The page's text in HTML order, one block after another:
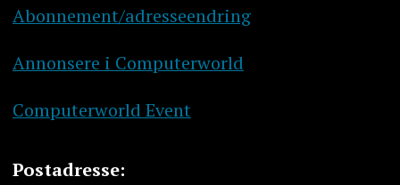
Abonnement/adresseendring
Annonsere i Computerworld
Computerworld Event
Postadresse: